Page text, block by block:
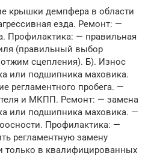
крышки демпфера в области
езда. Ремонт: —
Профилактика: — правильная
(правильный выбор
сцепления). Б). Износ
или подшипника маховика.
регламентного пробега. —
и МКПП. Ремонт: — замена
или подшипника маховика. —
Профилактика: —
регламентную замену
только в квалифицированных